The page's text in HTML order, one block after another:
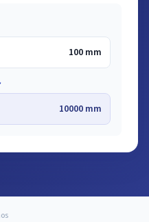
100 mm
10000 mm